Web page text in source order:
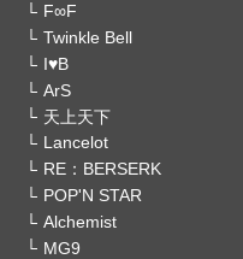
F∞F
Twinkle Bell
I♥B
ArS
天上天下
Lancelot
RE：BERSERK
POP'N STAR
Alchemist
MG9